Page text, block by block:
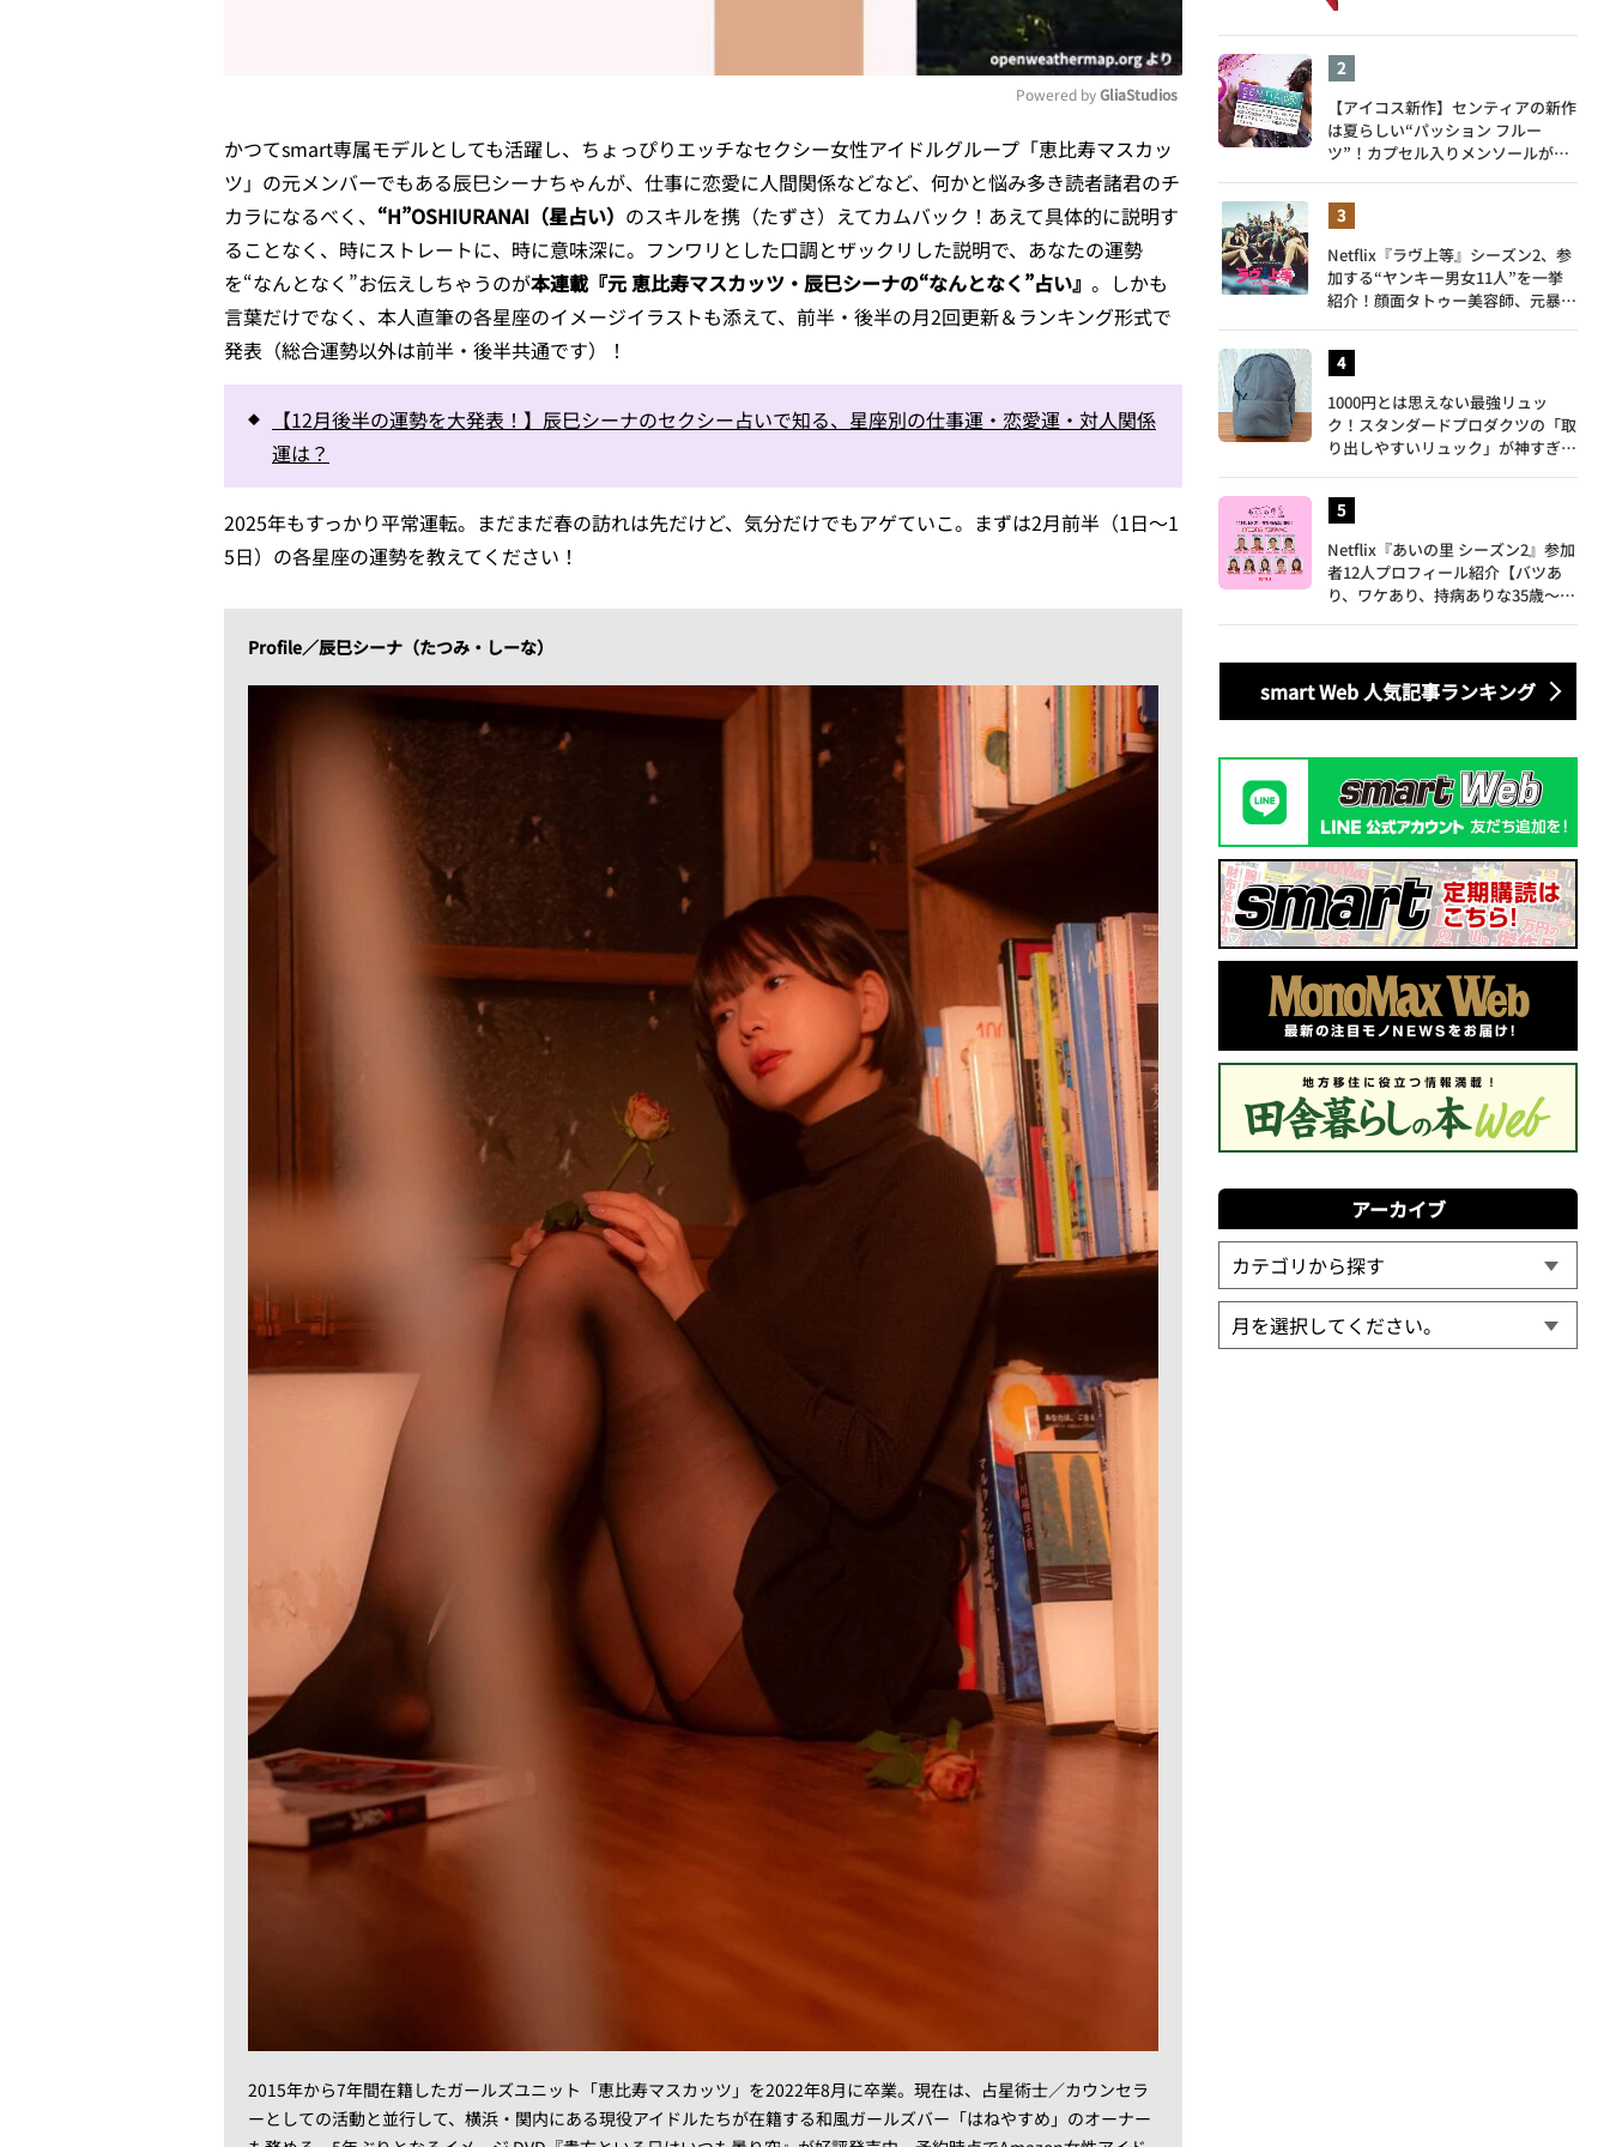
Mute
Powered by GliaStudios
かつてsmart専属モデルとしても活躍し、ちょっぴりエッチなセクシー女性アイドルグループ「恵比寿マスカッ
ツ」の元メンバーでもある辰巳シーナちゃんが、仕事に恋愛に人間関係などなど、何かと悩み多き読者諸君のチ
カラになるべく、 “H”OSHIURANAI（星占い） のスキルを携（たずさ）えてカムバック！あえて具体的に説明す
ることなく、時にストレートに、時に意味深に。フンワリとした口調とザックリした説明で、あなたの運勢
を“なんとなく”お伝えしちゃうのが本連載『元 恵比寿マスカッツ・辰巳シーナの“なんとなく”占い』 。しかも
言葉だけでなく、本人直筆の各星座のイメージイラストも添えて、前半・後半の月2回更新＆ランキング形式で
発表（総合運勢以外は前半・後半共通です）！
【12月後半の運勢を大発表！】辰巳シーナのセクシー占いで知る、星座別の仕事運・恋愛運・対人関係
運は？
2025年もすっかり平常運転。まだまだ春の訪れは先だけど、気分だけでもアゲていこ。まずは2月前半（1日〜1
5日）の各星座の運勢を教えてください！
Profile／辰巳シーナ（たつみ・しーな）
2015年から7年間在籍したガールズユニット「恵比寿マスカッツ」を2022年8月に卒業。現在は、占星術士／カウンセラ
ーとしての活動と並行して、横浜・関内にある現役アイドルたちが在籍する和風ガールズバー「はねやすめ」のオーナー
【アイコス新作】センティアの新作
は夏らしい“パッション フルー
ツ”！カプセル入りメンソールが仲
Netflix『ラヴ上等』シーズン2、参
加する“ヤンキー男女11人”を一挙
紹介！顔面タトゥー美容師、元暴走
1000円とは思えない最強リュッ
ク！スタンダードプロダクツの「取
り出しやすいリュック」が神すぎ
Netflix『あいの里 シーズン2』参加
者12人プロフィール紹介【バツあ
り、ワケあり、持病ありな35歳～60
smart Web 人気記事ランキング
アーカイブ